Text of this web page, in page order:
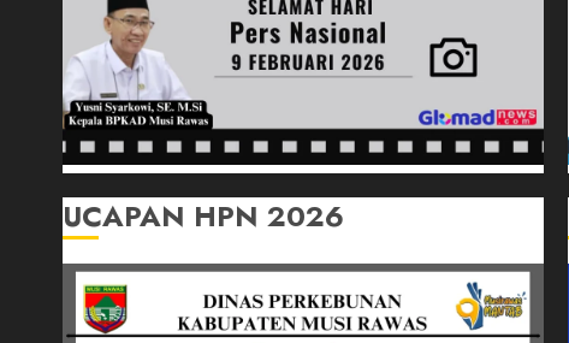
UCAPAN HPN 2026